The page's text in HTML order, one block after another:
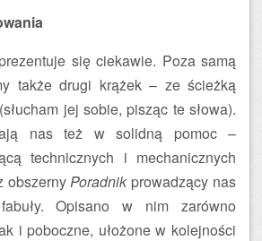
się ciekawie. Poza samą
także drugi krążek – ze ścieżką
jej sobie, pisząc te słowa).
nas też w solidną pomoc –
technicznych i mechanicznych
obszernyPoradnik prowadzący nas
Opisano w nim zarówno
i poboczne, ułożone w kolejności